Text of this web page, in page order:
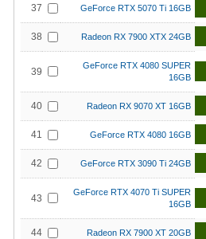
37 GeForce RTX 5070 Ti 16GB
38 Radeon RX 7900 XTX 24GB
39
GeForce RTX 4080 SUPER
16GB
40 Radeon RX 9070 XT 16GB
41 GeForce RTX 4080 16GB
42 GeForce RTX 3090 Ti 24GB
43
GeForce RTX 4070 Ti SUPER
16GB
44 Radeon RX 7900 XT 20GB